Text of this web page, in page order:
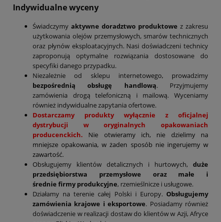
Indywidualne wyceny
Świadczymy aktywne doradztwo produktowe z zakresu
użytkowania olejów przemysłowych, smarów technicznych
oraz płynów eksploatacyjnych. Nasi doświadczeni technicy
zaproponują optymalne rozwiązania dostosowane do
specyfiki danego przypadku.
Niezależnie od sklepu internetowego, prowadzimy
bezpośrednią obsługę handlową. Przyjmujemy
zamówienia drogą telefoniczną i mailową. Wyceniamy
również indywidualne zapytania ofertowe.
Dostarczamy produkty wyłącznie z oficjalnej
dystrybucji w oryginalnych opakowaniach
producenckich. Nie otwieramy ich, nie dzielimy na
mniejsze opakowania, w żaden sposób nie ingerujemy w
zawartość.
Obsługujemy klientów detalicznych i hurtowych, duże
przedsiębiorstwa przemysłowe oraz małe i
średnie firmy produkcyjne, rzemieślnicze i usługowe.
Działamy na terenie całej Polski i Europy. Obsługujemy
zamówienia krajowe i eksportowe. Posiadamy również
doświadczenie w realizacji dostaw do klientów w Azji, Afryce